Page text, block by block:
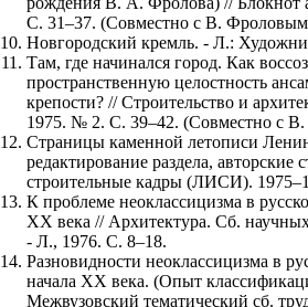
С. 31–37. (Совместно с В.
Новгородский кремль. - Л.:
Там, где начинался город. Как
пространственную целостность
крепости? // Строительство и
1975. № 2. С. 39–42. (Совместно с
Страницы каменной летописи
редактирование раздела, авторские
строительные кадры (ЛИСИ).
К проблеме неоклассицизма в
XX века // Архитектура. Сб.
- Л., 1976. С. 8–18.
Разновидности неоклассицизма в
начала XX века. (Опыт
Межвузовский тематический сб.